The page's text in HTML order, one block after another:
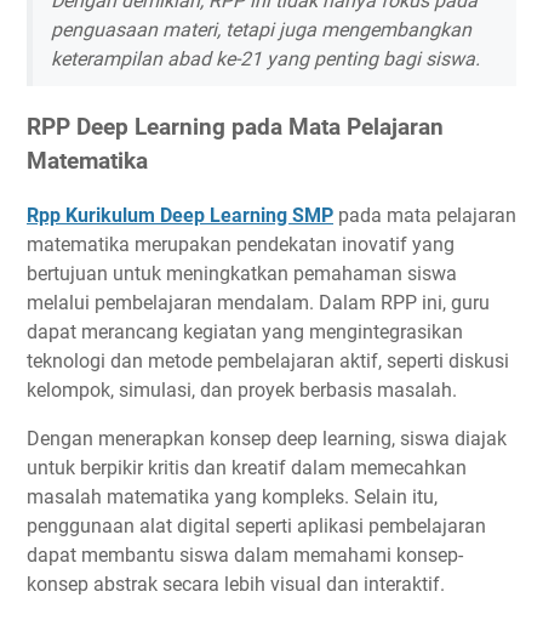
penguasaan materi, tetapi juga mengembangkan
keterampilan abad ke-21 yang penting bagi siswa.
RPP Deep Learning pada Mata Pelajaran
Matematika
Rpp Kurikulum Deep Learning SMP pada mata pelajaran
matematika merupakan pendekatan inovatif yang
bertujuan untuk meningkatkan pemahaman siswa
melalui pembelajaran mendalam. Dalam RPP ini, guru
dapat merancang kegiatan yang mengintegrasikan
teknologi dan metode pembelajaran aktif, seperti diskusi
kelompok, simulasi, dan proyek berbasis masalah.
Dengan menerapkan konsep deep learning, siswa diajak
untuk berpikir kritis dan kreatif dalam memecahkan
masalah matematika yang kompleks. Selain itu,
penggunaan alat digital seperti aplikasi pembelajaran
dapat membantu siswa dalam memahami konsep-
konsep abstrak secara lebih visual dan interaktif.